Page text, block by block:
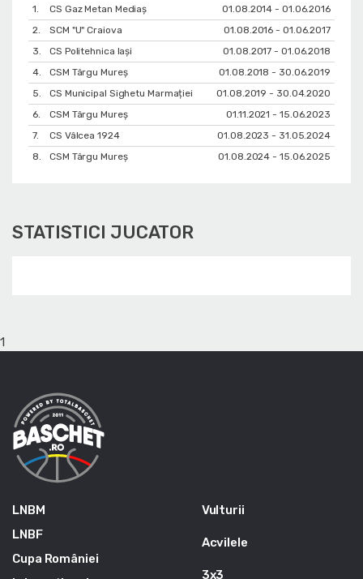
1. CS Gaz Metan Mediaș
01.08.2014 - 01.06.2016
2.
SCM "U" Craiova
01.08.2016 - 01.06.2017
3.
CS Politehnica Iași
01.08.2017 - 01.06.2018
4.
CSM Târgu Mureș
01.08.2018 - 30.06.2019
5.
CS Municipal Sighetu Marmației
01.08.2019 - 30.04.2020
6.
CSM Târgu Mureș
01.11.2021 - 15.06.2023
7.
CS Vâlcea 1924
01.08.2023 - 31.05.2024
8.
CSM Târgu Mureș 01.08.2024 - 15.06.2025
STATISTICI JUCATOR
1
LNBM
LNBF
Cupa României
Vulturii
Acvilele
3x3